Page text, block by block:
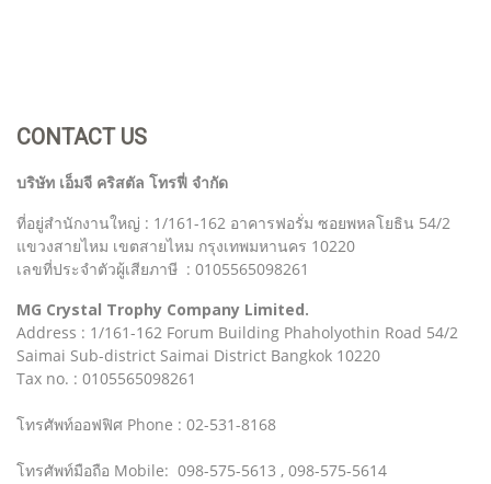
CONTACT US
บริษัท เอ็มจี คริสตัล โทรฟี่ จำกัด
ที่อยู่สำนักงานใหญ่ : 1/161-162 อาคารฟอรั่ม ซอยพหลโยธิน 54/2
แขวงสายไหม เขตสายไหม กรุงเทพมหานคร 10220
เลขที่ประจำตัวผู้เสียภาษี : 0105565098261
MG Crystal Trophy Company Limited.
Address : 1/161-162 Forum Building Phaholyothin Road 54/2
Saimai Sub-district Saimai District Bangkok 10220
Tax no. : 0105565098261
โทรศัพท์ออฟฟิศ Phone : 02-531-8168
โทรศัพท์มือถือ Mobile: 098-575-5613 , 098-575-5614